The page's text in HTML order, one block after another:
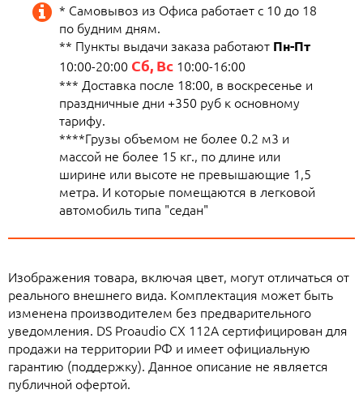
* Самовывоз из Офиса работает с 10 до 18
по будним дням.
** Пункты выдачи заказа работают Пн-Пт
10:00-20:00 Сб, Вс 10:00-16:00
*** Доставка после 18:00, в воскресенье и
праздничные дни +350 руб к основному
тарифу.
****Грузы объемом не более 0.2 м3 и
массой не более 15 кг., по длине или
ширине или высоте не превышающие 1,5
метра. И которые помещаются в легковой
автомобиль типа "седан"
Изображения товара, включая цвет, могут отличаться от
реального внешнего вида. Комплектация может быть
изменена производителем без предварительного
уведомления. DS Proaudio CX 112A сертифицирован для
продажи на территории РФ и имеет официальную
гарантию (поддержку). Данное описание не является
публичной офертой.